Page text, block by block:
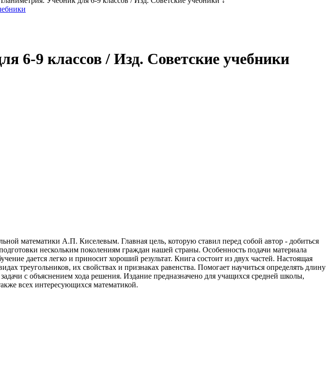
6-9 классов / Изд. Советские учебники
математики А.П. Киселевым. Главная цель, которую ставил перед собой автор - добиться
нескольким поколениям граждан нашей страны. Особенность подачи материала
дается легко и приносит хороший результат. Книга состоит из двух частей. Настоящая
треугольников, их свойствах и признаках равенства. Помогает научиться определять длину
с объяснением хода решения. Издание предназначено для учащихся средней школы,
всех интересующихся математикой.